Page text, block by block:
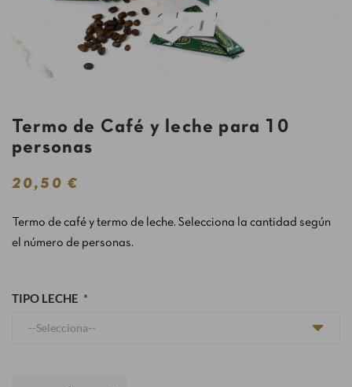
Termo de Café y leche para 10
personas
20,50 €
Termo de café y termo de leche. Selecciona la cantidad según
el número de personas.
TIPO LECHE